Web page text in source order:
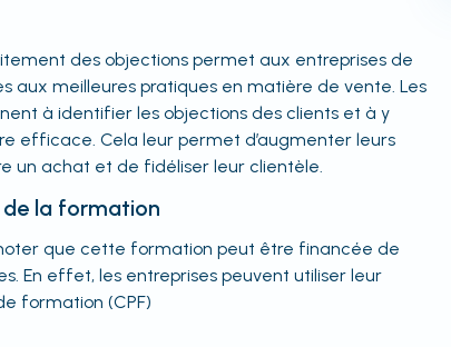
des objections permet aux entreprises de
aux meilleures pratiques en matière de vente. Les
à identifier les objections des clients et à y
efficace. Cela leur permet d’augmenter leurs
un achat et de fidéliser leur clientèle.
la formation
que cette formation peut être financée de
En effet, les entreprises peuvent utiliser leur
formation (CPF)